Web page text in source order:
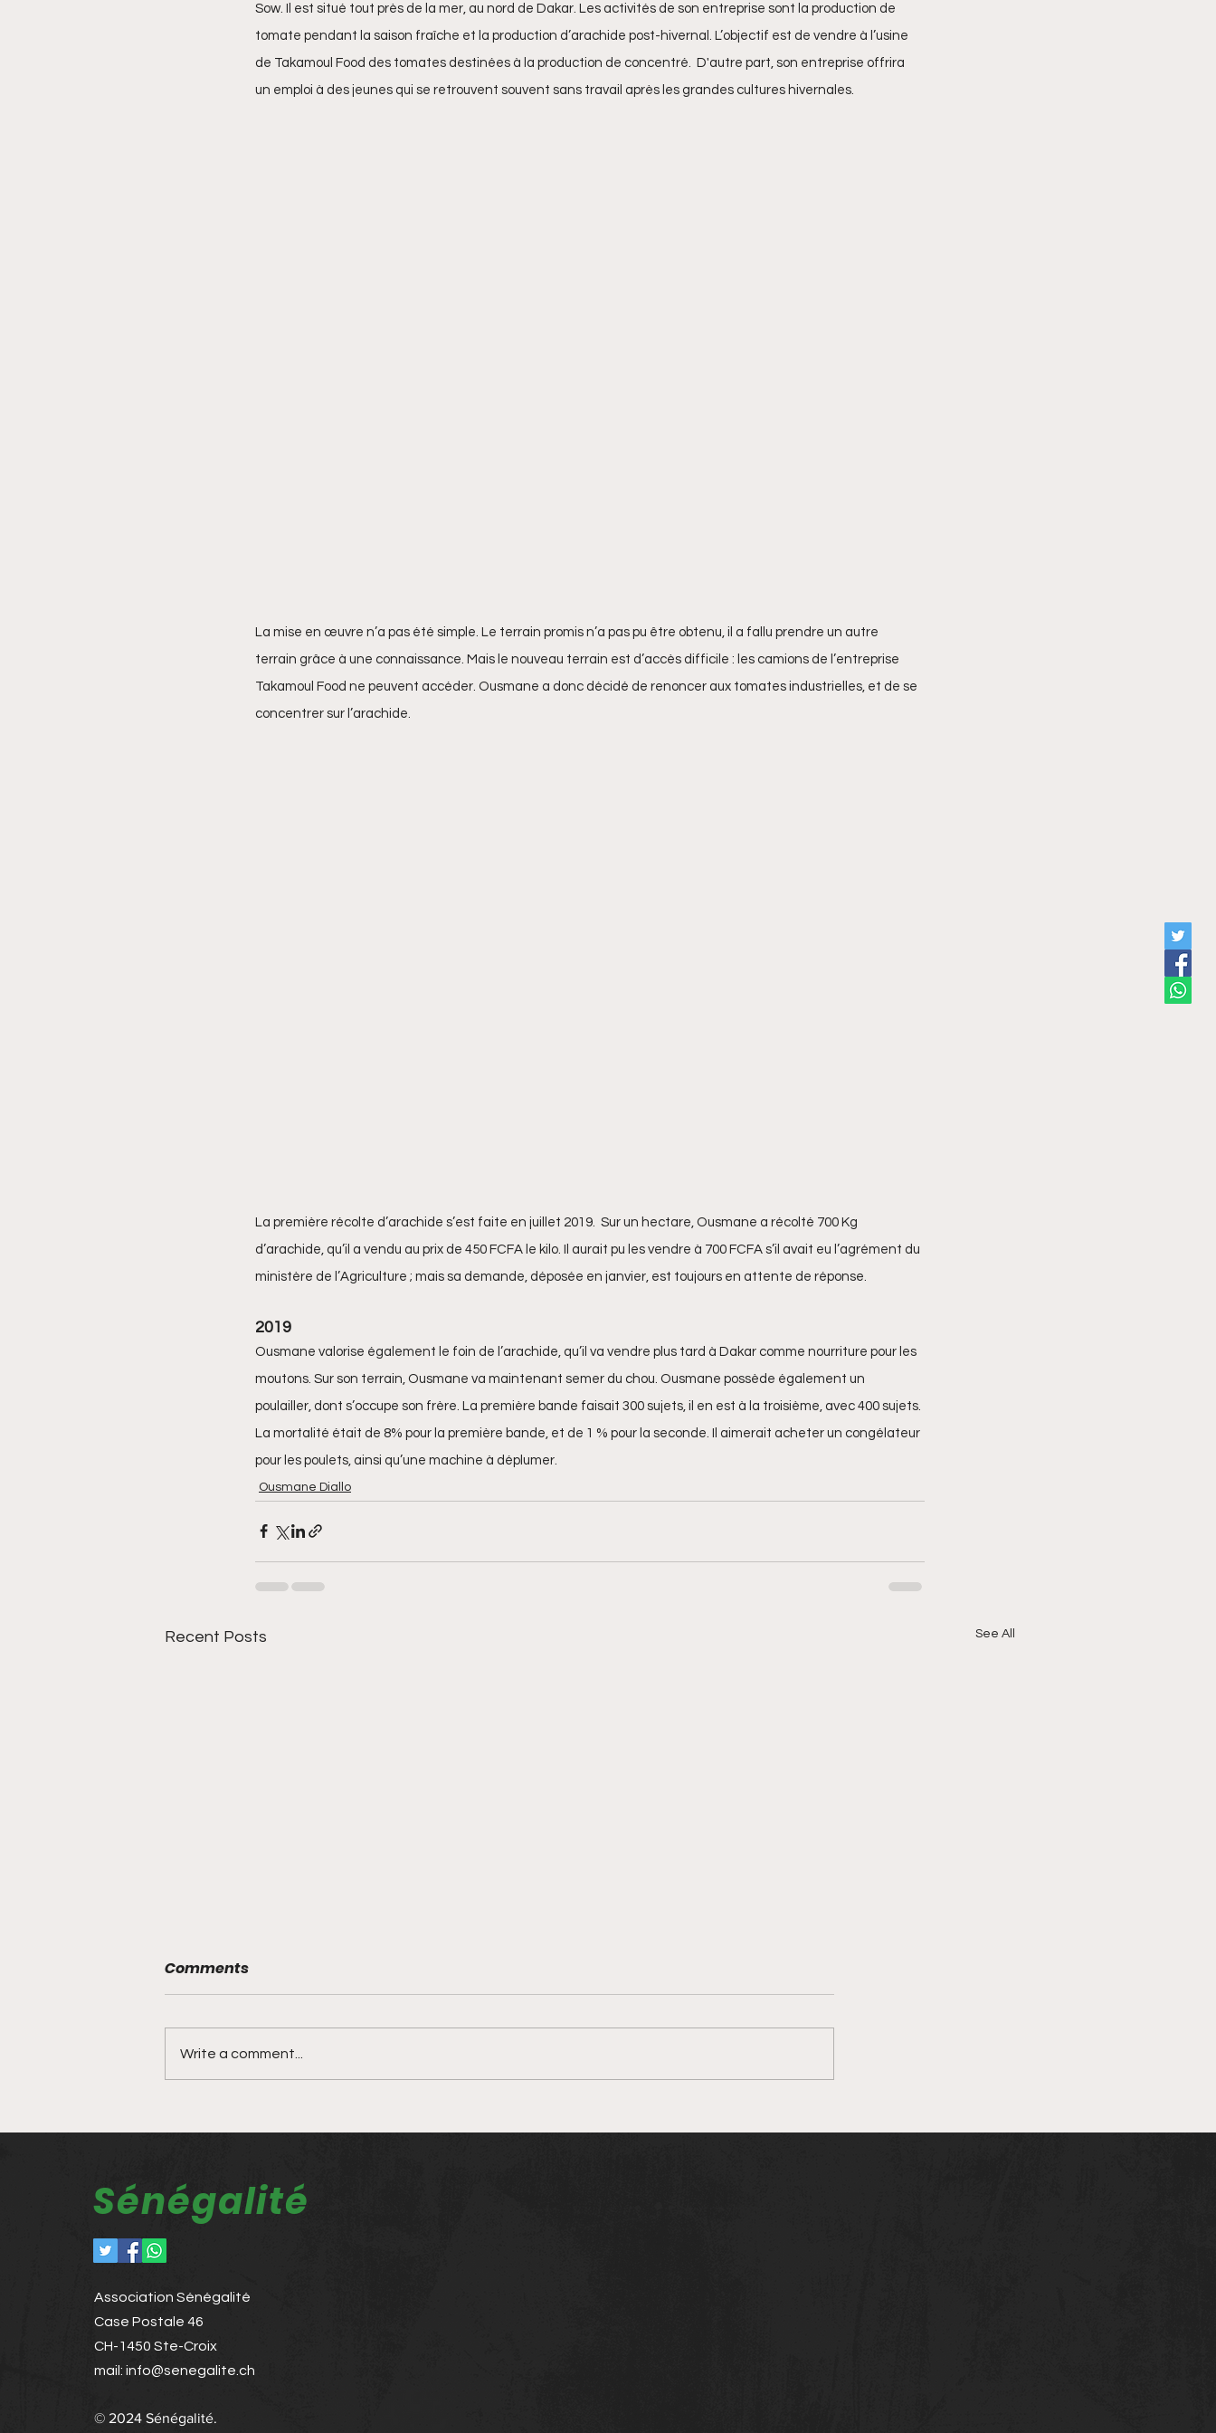
Yaye Fatou Goudiaby Martial Tendeng
Sow. Il est situé tout près de la mer, au nord de Dakar. Les activités de son entreprise sont la production de
tomate pendant la saison fraîche et la production d’arachide post-hivernal. L’objectif est de vendre à l’usine
de Takamoul Food des tomates destinées à la production de concentré.  ​D'autre part, son entreprise offrira
un emploi à des jeunes qui se retrouvent souvent sans travail après les grandes cultures hivernales.
La mise en œuvre n’a pas été simple. Le terrain promis n’a pas pu être obtenu, il a fallu prendre un autre
terrain grâce à une connaissance. Mais le nouveau terrain est d’accès difficile : les camions de l’entreprise
Takamoul Food ne peuvent accéder. Ousmane a donc décidé de renoncer aux tomates industrielles, et de se
concentrer sur l’arachide.
La première récolte d’arachide s’est faite en juillet 2019.  Sur un hectare, Ousmane a récolté 700 Kg
d’arachide, qu’il a vendu au prix de 450 FCFA le kilo. Il aurait pu les vendre à 700 FCFA s’il avait eu l’agrément du
ministère de l’Agriculture ; mais sa demande, déposée en janvier, est toujours en attente de réponse.
2019
Ousmane valorise également le foin de l’arachide, qu’il va vendre plus tard à Dakar comme nourriture pour les
moutons. Sur son terrain, Ousmane va maintenant semer du chou. Ousmane possède également un
poulailler, dont s’occupe son frère. La première bande faisait 300 sujets, il en est à la troisième, avec 400 sujets.
La mortalité était de 8% pour la première bande, et de 1 % pour la seconde. Il aimerait acheter un congélateur
pour les poulets, ainsi qu’une machine à déplumer.
Ousmane Diallo
Recent Posts See All
Ousmane Diallo
Comments
Write a comment...
Sénégalité
Association Sénégalité
Case Postale 46
CH-1450 Ste-Croix
mail: info@senegalite.ch
© 2024 Sénégalité.